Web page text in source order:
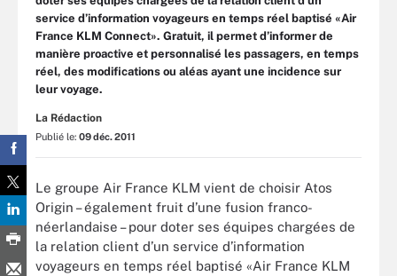
service d’information voyageurs en temps réel baptisé «Air
France KLM Connect». Gratuit, il permet d’informer de
manière proactive et personnalisé les passagers, en temps
réel, des modifications ou aléas ayant une incidence sur
leur voyage.
La Rédaction
Publié le: 09 déc. 2011
Le groupe Air France KLM vient de choisir Atos
Origin – également fruit d’une fusion franco-
néerlandaise – pour doter ses équipes chargées de
la relation client d’un service d’information
voyageurs en temps réel baptisé «Air France KLM